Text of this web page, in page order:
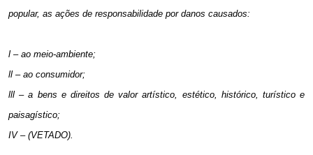
popular, as ações de responsabilidade por danos causados:
l – ao meio-ambiente;
ll – ao consumidor;
lll – a bens e direitos de valor artístico, estético, histórico, turístico e
paisagístico;
IV – (VETADO).